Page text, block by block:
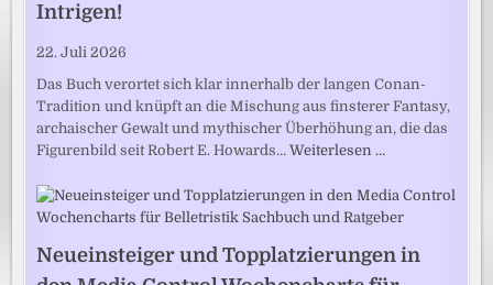
Intrigen!
22. Juli 2026
Das Buch verortet sich klar innerhalb der langen Conan-
Tradition und knüpft an die Mischung aus finsterer Fantasy,
archaischer Gewalt und mythischer Überhöhung an, die das
Figurenbild seit Robert E. Howards…Weiterlesen …
Neueinsteiger und Topplatzierungen in